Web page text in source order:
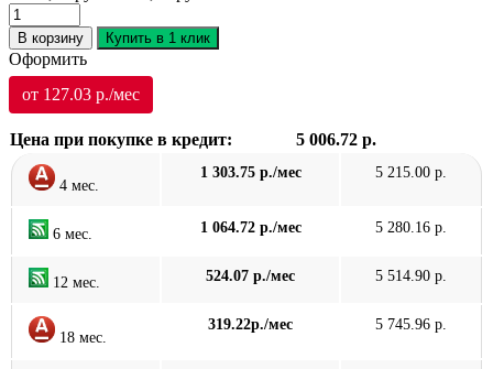
В корзину Купить в 1 клик
Оформить
от 127.03 р./мес
Цена при покупке в кредит: 5 006.72 р.
4 мес.
1 303.75 р./мес 5 215.00 р.
6 мес. 1 064.72 р./мес 5 280.16 р.
12 мес. 524.07 р./мес 5 514.90 р.
18 мес.
319.22р./мес 5 745.96 р.